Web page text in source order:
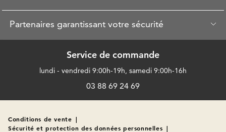
Partenaires garantissant votre sécurité
Service de commande
lundi - vendredi 9:00h-19h, samedi 9:00h-16h
03 88 69 24 69
Conditions de vente |
Sécurité et protection des données personnelles |